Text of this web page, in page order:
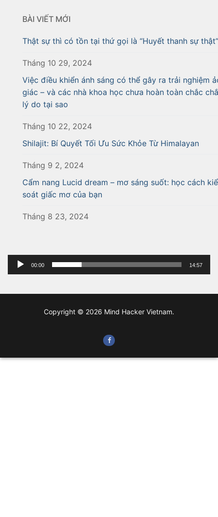
BÀI VIẾT MỚI
Thật sự thì có tồn tại thứ gọi là “Huyết thanh sự
Tháng 10 29, 2024
Việc điều khiển ánh sáng có thể gây ra trải nghiệm
giác – và các nhà khoa học chưa hoàn toàn chắc
lý do tại sao
Tháng 10 22, 2024
Shilajit: Bí Quyết Tối Ưu Sức Khỏe Từ Himalayan
Tháng 9 2, 2024
Cẩm nang Lucid dream – mơ sáng suốt: học cách
soát giấc mơ của bạn
Tháng 8 23, 2024
Trình
phát
thanh
00:00 14:57
Copyright © 2026 Mind Hacker Vietnam.